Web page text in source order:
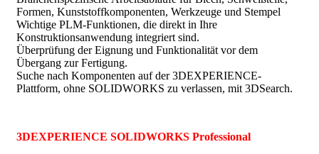
Formen, Kunststoffkomponenten, Werkzeuge und Stempel
Wichtige PLM-Funktionen, die direkt in Ihre
Konstruktionsanwendung integriert sind.
Überprüfung der Eignung und Funktionalität vor dem
Übergang zur Fertigung.
Suche nach Komponenten auf der 3DEXPERIENCE-
Plattform, ohne SOLIDWORKS zu verlassen, mit 3DSearch.
3DEXPERIENCE SOLIDWORKS Professional